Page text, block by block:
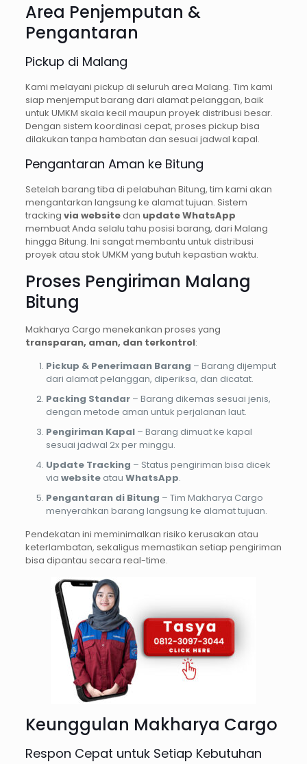
Area Penjemputan &
Pengantaran
Pickup di Malang
Kami melayani pickup di seluruh area Malang. Tim kami
siap menjemput barang dari alamat pelanggan, baik
untuk UMKM skala kecil maupun proyek distribusi besar.
Dengan sistem koordinasi cepat, proses pickup bisa
dilakukan tanpa hambatan dan sesuai jadwal kapal.
Pengantaran Aman ke Bitung
Setelah barang tiba di pelabuhan Bitung, tim kami akan
mengantarkan langsung ke alamat tujuan. Sistem
tracking via websitedan update WhatsApp
membuat Anda selalu tahu posisi barang, dari Malang
hingga Bitung. Ini sangat membantu untuk distribusi
proyek atau stok UMKM yang butuh kepastian waktu.
Proses Pengiriman Malang
Bitung
Makharya Cargo menekankan proses yang
transparan, aman, dan terkontrol:
Pickup & Penerimaan Barang – Barang dijemput
dari alamat pelanggan, diperiksa, dan dicatat.
Packing Standar– Barang dikemas sesuai jenis,
dengan metode aman untuk perjalanan laut.
Pengiriman Kapal– Barang dimuat ke kapal
sesuai jadwal 2x per minggu.
Update Tracking – Status pengiriman bisa dicek
via websiteatau WhatsApp.
Pengantaran di Bitung – Tim Makharya Cargo
menyerahkan barang langsung ke alamat tujuan.
Pendekatan ini meminimalkan risiko kerusakan atau
keterlambatan, sekaligus memastikan setiap pengiriman
bisa dipantau secara real-time.
Keunggulan Makharya Cargo
Respon Cepat untuk Setiap Kebutuhan